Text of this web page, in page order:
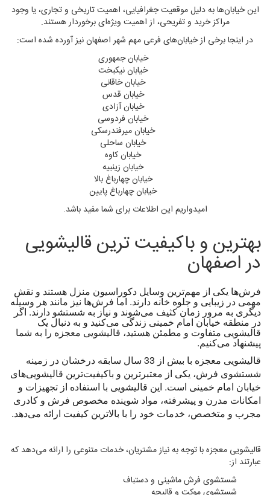
این خیابان‌ها به دلیل موقعیت جغرافیایی، اهمیت تاریخی و تجاری، یا وجود
مراکز خرید و تفریحی، از اهمیت ویژه‌ای برخوردار هستند.
در اینجا برخی از خیابان‌های فرعی مهم شهر اصفهان نیز آورده شده است:
خیابان جمهوری
خیابان نیکبخت
خیابان خاقانی
خیابان قدس
خیابان آزادی
خیابان فردوسی
خیابان میرفندرسکی
خیابان ساحلی
خیابان کاوه
خیابان زینبیه
خیابان چهارباغ بالا
خیابان چهارباغ پایین
امیدواریم این اطلاعات برای شما مفید باشد.
بهترین و باکیفیت ترین قالیشویی
در اصفهان
فرش‌ها یکی از مهم‌ترین وسایل دکوراسیون منزل هستند و نقش
مهمی در زیبایی و جلوه خانه دارند. اما فرش‌ها نیز مانند هر وسیله
دیگری به مرور زمان کثیف می‌شوند و نیاز به شستشو دارند. اگر
در منطقه خیابان امام خمینی زندگی می‌کنید و به دنبال یک
قالیشویی متفاوت و مطمئن هستید، قالیشویی معجزه را به شما
پیشنهاد می‌کنیم.
قالیشویی معجزه با بیش از 33 سال سابقه درخشان در زمینه
شستشوی فرش، یکی از معتبرترین و باکیفیت‌ترین قالیشویی‌های
خیابان امام خمینی است. این قالیشویی با استفاده از تجهیزات و
امکانات مدرن و پیشرفته، مواد شوینده مخصوص فرش و کادری
مجرب و متخصص، خدمات خود را با بالاترین کیفیت ارائه می‌دهد.
قالیشویی معجزه با توجه به نیاز مشتریان، خدمات متنوعی را ارائه می‌دهد که
عبارتند از:
شستشوی فرش ماشینی و دستباف